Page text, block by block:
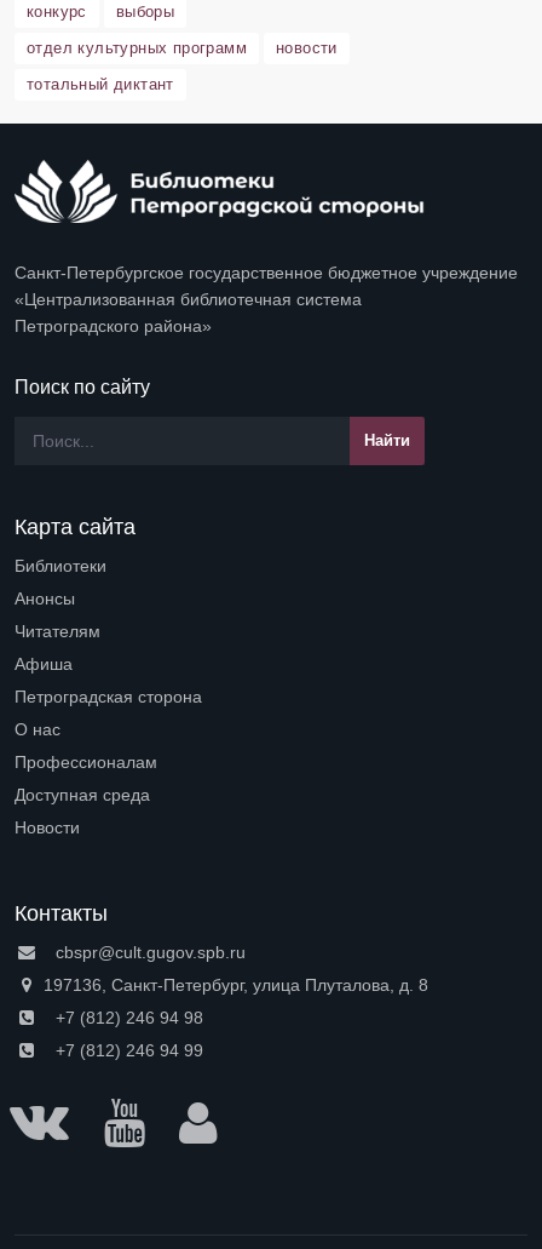
конкурс
выборы
отдел культурных программ
новости
тотальный диктант
Санкт-Петербургское государственное бюджетное учреждение
«Централизованная библиотечная система
Петроградского района»
Поиск по сайту
Карта сайта
Библиотеки
Анонсы
Читателям
Афиша
Петроградская сторона
О нас
Профессионалам
Доступная среда
Новости
Контакты
cbspr@cult.gugov.spb.ru
197136, Санкт-Петербург, улица Плуталова, д. 8
+7 (812) 246 94 98
+7 (812) 246 94 99